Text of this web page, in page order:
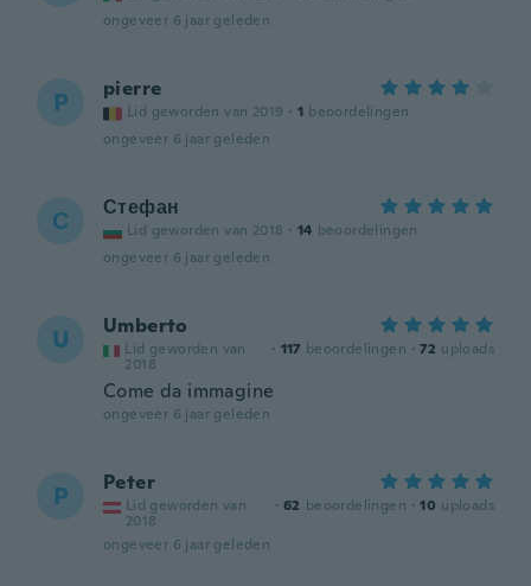
ongeveer 6 jaar geleden
P pierre
Lid geworden van 2019 · 1 beoordelingen
ongeveer 6 jaar geleden
С Стефан
Lid geworden van 2018 · 14 beoordelingen
ongeveer 6 jaar geleden
U Umberto
Lid geworden van
2018
· 117 beoordelingen · 72 uploads
Come da immagine
ongeveer 6 jaar geleden
P Peter
Lid geworden van
2018
· 62 beoordelingen · 10 uploads
ongeveer 6 jaar geleden